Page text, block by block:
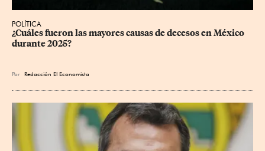
POLÍTICA
¿Cuáles fueron las mayores causas de decesos en México
durante 2025?
Por Redacción El Economista